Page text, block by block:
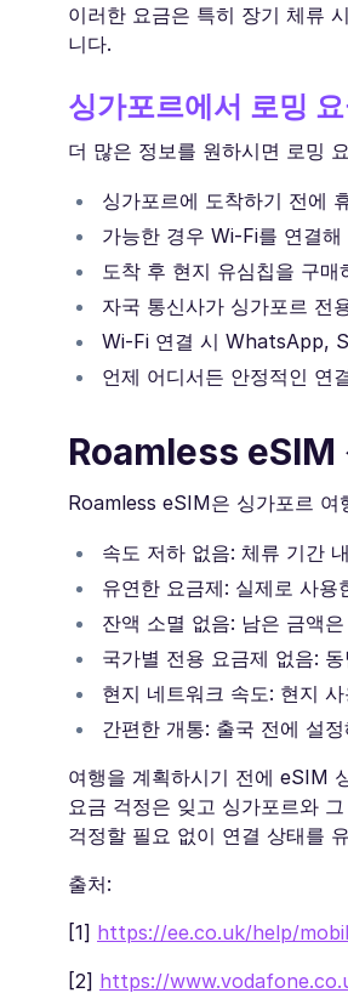
이러한 요금은 특히 장기 체류
니다.
싱가포르에서 로밍
더 많은 정보를 원하시면 로밍
싱가포르에 도착하기 전에
가능한 경우 Wi-Fi를 연결
도착 후 현지 유심칩을 구
자국 통신사가 싱가포르 전
Wi-Fi 연결 시 WhatsApp,
언제 어디서든 안정적인 연
Roamless eSIM
Roamless eSIM은 싱가포르 여
속도 저하 없음: 체류 기간
유연한 요금제: 실제로 사용
잔액 소멸 없음: 남은 금액
국가별 전용 요금제 없음:
현지 네트워크 속도: 현지
간편한 개통: 출국 전에 설
여행을 계획하시기 전에 eSIM
요금 걱정은 잊고 싱가포르와
걱정할 필요 없이 연결 상태를
출처:
[1] https://ee.co.uk/help/
[2] https://